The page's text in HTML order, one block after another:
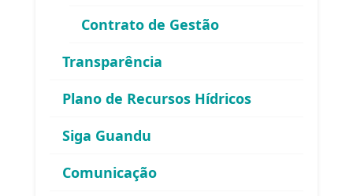
Contrato de Gestão
Transparência
Plano de Recursos Hídricos
Siga Guandu
Comunicação
do Comitê Guandu-RJ